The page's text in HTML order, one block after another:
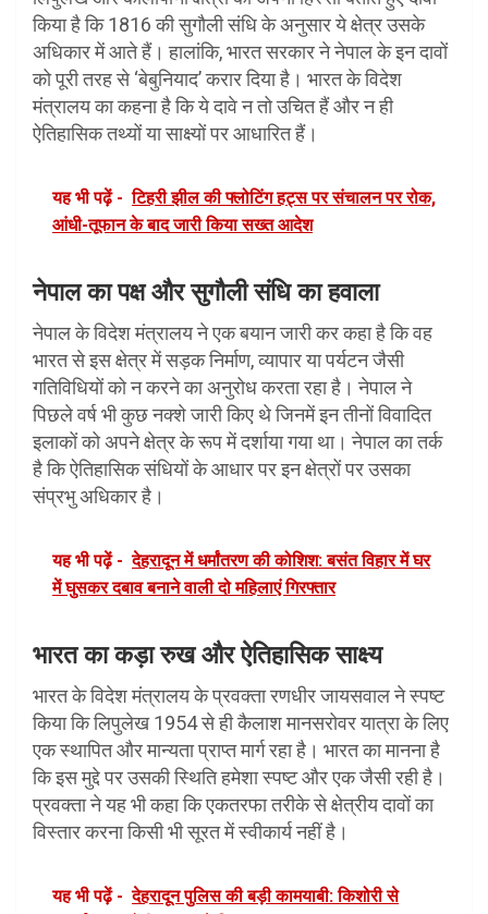
किया है कि 1816 की सुगौली संधि के अनुसार ये क्षेत्र उसके
अधिकार में आते हैं। हालांकि, भारत सरकार ने नेपाल के इन दावों
को पूरी तरह से ‘बेबुनियाद’ करार दिया है। भारत के विदेश
मंत्रालय का कहना है कि ये दावे न तो उचित हैं और न ही
ऐतिहासिक तथ्यों या साक्ष्यों पर आधारित हैं।
यह भी पढ़ें - टिहरी झील की फ्लोटिंग हट्स पर संचालन पर रोक,
आंधी-तूफान के बाद जारी किया सख्त आदेश
नेपाल का पक्ष और सुगौली संधि का हवाला
नेपाल के विदेश मंत्रालय ने एक बयान जारी कर कहा है कि वह
भारत से इस क्षेत्र में सड़क निर्माण, व्यापार या पर्यटन जैसी
गतिविधियों को न करने का अनुरोध करता रहा है। नेपाल ने
पिछले वर्ष भी कुछ नक्शे जारी किए थे जिनमें इन तीनों विवादित
इलाकों को अपने क्षेत्र के रूप में दर्शाया गया था। नेपाल का तर्क
है कि ऐतिहासिक संधियों के आधार पर इन क्षेत्रों पर उसका
संप्रभु अधिकार है।
यह भी पढ़ें - देहरादून में धर्मांतरण की कोशिश: बसंत विहार में घर
में घुसकर दबाव बनाने वाली दो महिलाएं गिरफ्तार
भारत का कड़ा रुख और ऐतिहासिक साक्ष्य
भारत के विदेश मंत्रालय के प्रवक्ता रणधीर जायसवाल ने स्पष्ट
किया कि लिपुलेख 1954 से ही कैलाश मानसरोवर यात्रा के लिए
एक स्थापित और मान्यता प्राप्त मार्ग रहा है। भारत का मानना है
कि इस मुद्दे पर उसकी स्थिति हमेशा स्पष्ट और एक जैसी रही है।
प्रवक्ता ने यह भी कहा कि एकतरफा तरीके से क्षेत्रीय दावों का
विस्तार करना किसी भी सूरत में स्वीकार्य नहीं है।
यह भी पढ़ें - देहरादून पुलिस की बड़ी कामयाबी: किशोरी से